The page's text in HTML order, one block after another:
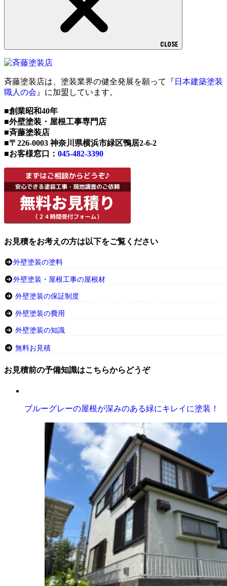
CLOSE
斉藤塗装店は、塗装業界の健全発展を願って『 日本建築塗装
職人の会 』に加盟しています。
■創業昭和40年
■外壁塗装・屋根工事専門店
■斉藤塗装店
■〒226-0003 神奈川県横浜市緑区鴨居2-6-2
■お客様窓口： 045-482-3390
お見積をお考えの方は以下をご覧ください
外壁塗装の塗料
外壁塗装・屋根工事の屋根材
外壁塗装の保証制度
外壁塗装の費用
外壁塗装の知識
無料お見積
お見積前の予備知識はこちらからどうぞ
ブルーグレーの屋根が深みのある緑にキレイに塗装！